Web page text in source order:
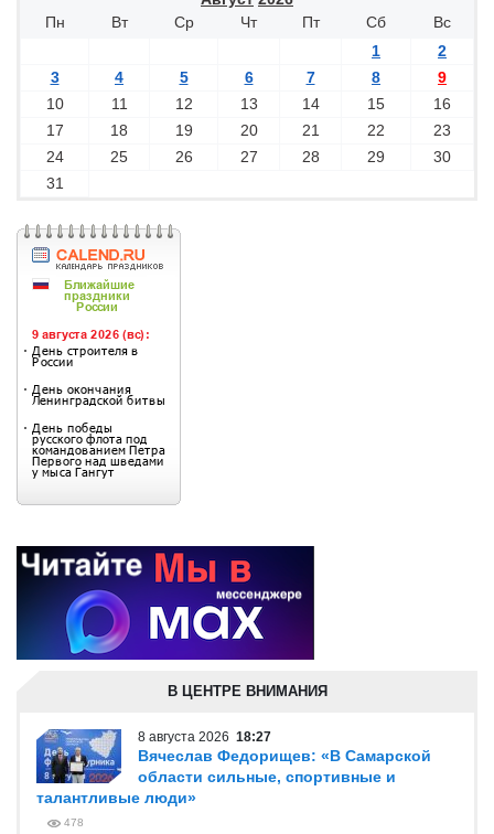
Пн
Вт Ср Чт Пт Сб
Вс
1
2
3
4 5 6 7 8
9
10
11 12 13 14 15
16
17
18 19 20 21 22
23
24
25 26 27 28 29
30
31
В ЦЕНТРЕ ВНИМАНИЯ
8 августа 2026 18:27
Вячеслав Федорищев: «В Самарской
области сильные, спортивные и
талантливые люди»
478